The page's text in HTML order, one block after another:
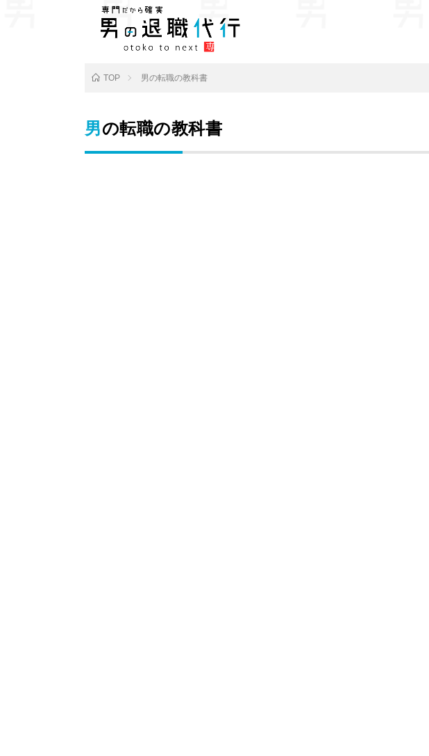
TOP 男の転職の教科書
男の転職の教科書